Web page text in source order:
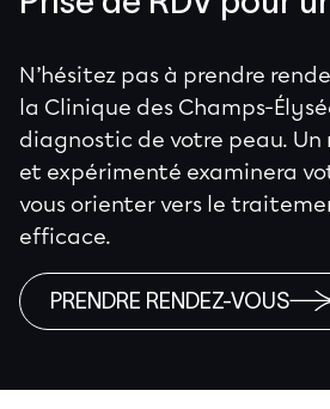
N’hésitez pas à prendre
la Clinique des Champs-
diagnostic de votre peau.
et expérimenté examinera
vous orienter vers le
efficace.
PRENDRE RENDEZ-VOUS